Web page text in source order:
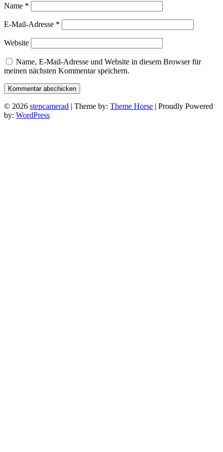
Name *
E-Mail-Adresse *
Website
Name, E-Mail-Adresse und Website in diesem Browser für
meinen nächsten Kommentar speichern.
© 2026 stepcamerad | Theme by: Theme Horse | Proudly Powered
by: WordPress